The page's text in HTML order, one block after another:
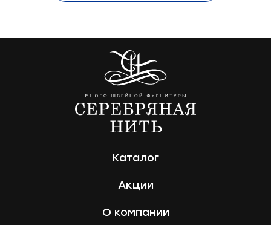
Каталог
Акции
О компании